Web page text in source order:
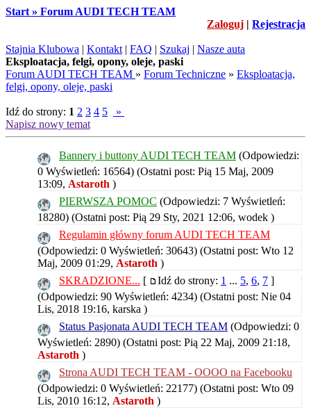
Start » Forum AUDI TECH TEAM
Zaloguj | Rejestracja
Stajnia Klubowa | Kontakt | FAQ | Szukaj | Nasze auta
Eksploatacja, felgi, opony, oleje, paski
Forum AUDI TECH TEAM » Forum Techniczne » Eksploatacja,
felgi, opony, oleje, paski
Idź do strony: 1 2 3 4 5
»
Napisz nowy temat
Bannery i buttony AUDI TECH TEAM (Odpowiedzi:
0 Wyświetleń: 16564) (Ostatni post: Pią 15 Maj, 2009
13:09, Astaroth )
PIERWSZA POMOC (Odpowiedzi: 7 Wyświetleń:
18280) (Ostatni post: Pią 29 Sty, 2021 12:06, wodek )
Regulamin główny forum AUDI TECH TEAM
(Odpowiedzi: 0 Wyświetleń: 30643) (Ostatni post: Wto 12
Maj, 2009 01:29, Astaroth )
SKRADZIONE... [ Idź do strony: 1 ... 5, 6, 7 ]
(Odpowiedzi: 90 Wyświetleń: 4234) (Ostatni post: Nie 04
Lis, 2018 19:16, karska )
Status Pasjonata AUDI TECH TEAM (Odpowiedzi: 0
Wyświetleń: 2890) (Ostatni post: Pią 22 Maj, 2009 21:18,
Astaroth )
Strona AUDI TECH TEAM - OOOO na Facebooku
(Odpowiedzi: 0 Wyświetleń: 22177) (Ostatni post: Wto 09
Lis, 2010 16:12, Astaroth )